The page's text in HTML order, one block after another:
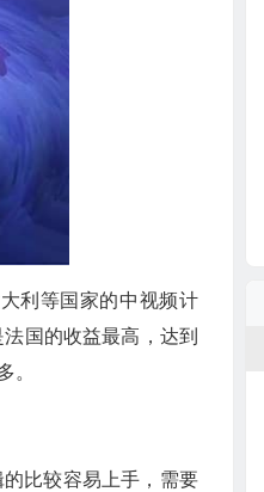
利等国家的中视频计
国的收益最高，达到
。
比较容易上手，需要